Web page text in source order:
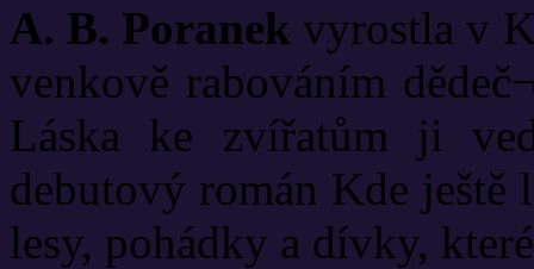
A. B. Poranek vyrostla v
venkově rabováním
Láska ke zvířatům ji
debutový román Kde ještě
lesy, pohádky a dívky,